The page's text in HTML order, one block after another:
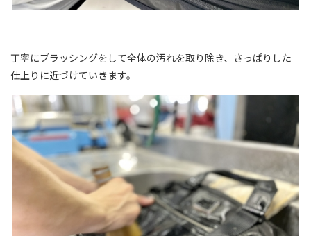
丁寧にブラッシングをして全体の汚れを取り除き、さっぱりした
仕上りに近づけていきます。